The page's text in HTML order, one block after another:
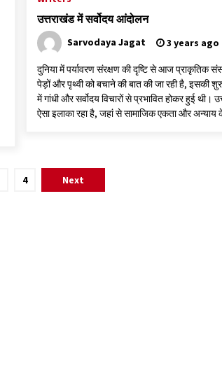
उत्तराखंड में सर्वोदय आंदोलन
Sarvodaya Jagat 3 years ago
दुनिया में पर्यावरण संरक्षण की दृष्टि से आज प्राकृतिक
पेड़ों और पृथ्वी को बचाने की बात की जा रही है, इसकी
में गांधी और सर्वोदय विचारों से प्रभावित होकर हुई थी।
ऐसा इलाका रहा है, जहां से सामाजिक एकता और
4 Next